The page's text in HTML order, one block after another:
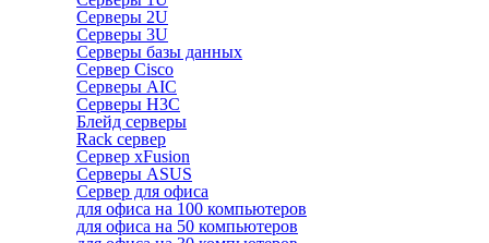
Серверы 2U
Серверы 3U
Серверы базы данных
Сервер Cisco
Серверы AIC
Серверы H3C
Блейд серверы
Rack сервер
Сервер xFusion
Серверы ASUS
Сервер для офиса
для офиса на 100 компьютеров
для офиса на 50 компьютеров